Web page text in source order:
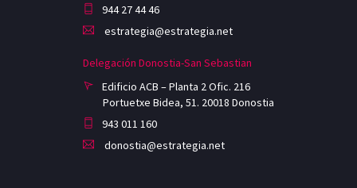
944 27 44 46
estrategia@estrategia.net
Delegación Donostia-San Sebastian
Edificio ACB – Planta 2 Ofic. 216
Portuetxe Bidea, 51. 20018 Donostia
943 011 160
donostia@estrategia.net